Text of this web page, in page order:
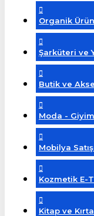
Organik
Şarküteri ve
Butik ve
Moda -
Mobilya
Kozmetik E-
Kitap ve